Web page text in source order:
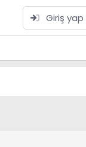
Giriş yap